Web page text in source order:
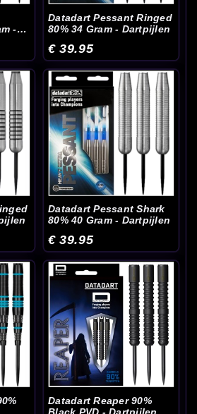
-
Datadart Pessant Ringed
80% 34 Gram - Dartpijlen
€ 39.95
Datadart Pessant Shark
80% 40 Gram - Dartpijlen
€ 39.95
Datadart Reaper 90%
Black PVD - Dartpijlen